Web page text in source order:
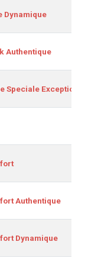
Dynamique
Authentique
Speciale Exception
Authentique
Dynamique